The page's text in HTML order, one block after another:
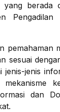
yang
Pengadilan
pemahaman
sesuai
jenis
dan